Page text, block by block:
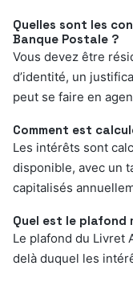
Quelles sont les
Banque Postale ?
Vous devez être
d’identité, un
peut se faire en
Comment est
Les intérêts sont
disponible, avec un
capitalisés
Quel est le plafond
Le plafond du Livret
delà duquel les